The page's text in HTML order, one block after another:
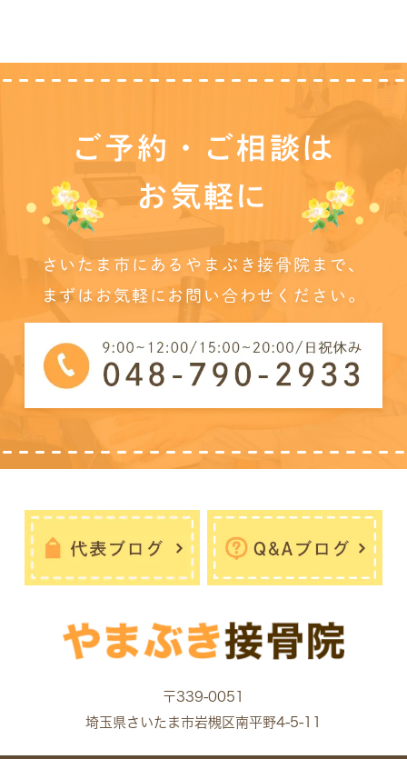
ご予約・ご相談は
お気軽に
さいたま市にあるやまぶき接骨院まで、
まずはお気軽にお問い合わせください。
〒339-0051
埼玉県さいたま市岩槻区南平野4-5-11